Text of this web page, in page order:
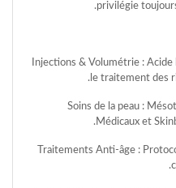
privilégie
Injections & Volumétrie :
le traitement des
Soins de la peau :
Médicaux et
Traitements Anti-âge :